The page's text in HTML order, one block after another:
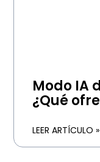
Modo IA
¿Qué
LEER ARTÍCULO »